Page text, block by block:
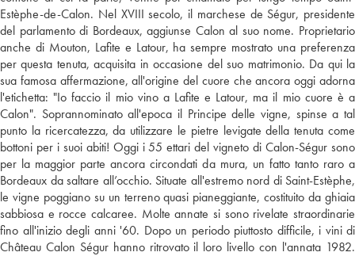
Estèphe-de-Calon. Nel XVIII secolo, il marchese de Ségur, presidente
del parlamento di Bordeaux, aggiunse Calon al suo nome. Proprietario
anche di Mouton, Lafite e Latour, ha sempre mostrato una preferenza
per questa tenuta, acquisita in occasione del suo matrimonio. Da qui la
sua famosa affermazione, all'origine del cuore che ancora oggi adorna
l'etichetta: "Io faccio il mio vino a Lafite e Latour, ma il mio cuore è a
Calon". Soprannominato all'epoca il Principe delle vigne, spinse a tal
punto la ricercatezza, da utilizzare le pietre levigate della tenuta come
bottoni per i suoi abiti! Oggi i 55 ettari del vigneto di Calon-Ségur sono
per la maggior parte ancora circondati da mura, un fatto tanto raro a
Bordeaux da saltare all’occhio. Situate all'estremo nord di Saint-Estèphe,
le vigne poggiano su un terreno quasi pianeggiante, costituito da ghiaia
sabbiosa e rocce calcaree. Molte annate si sono rivelate straordinarie
fino all'inizio degli anni '60. Dopo un periodo piuttosto difficile, i vini di
Château Calon Ségur hanno ritrovato il loro livello con l'annata 1982.